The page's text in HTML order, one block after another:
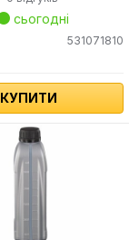
сьогодні
531071810
КУПИТИ